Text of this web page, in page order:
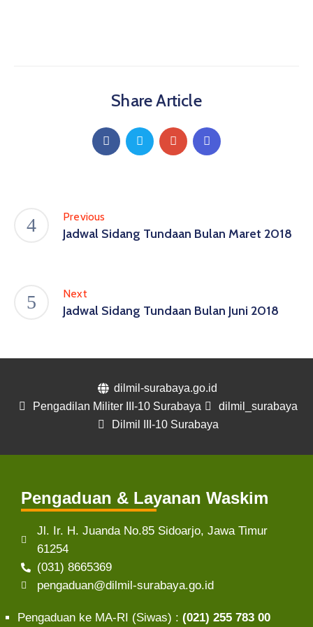
Share Article
Previous
Jadwal Sidang Tundaan Bulan Maret 2018
Next
Jadwal Sidang Tundaan Bulan Juni 2018
dilmil-surabaya.go.id
Pengadilan Militer III-10 Surabaya
dilmil_surabaya
Dilmil III-10 Surabaya
Pengaduan & Layanan Waskim
Jl. Ir. H. Juanda No.85 Sidoarjo, Jawa Timur
61254
(031) 8665369
pengaduan@dilmil-surabaya.go.id
Pengaduan ke MA-RI (Siwas) : (021) 255 783 00